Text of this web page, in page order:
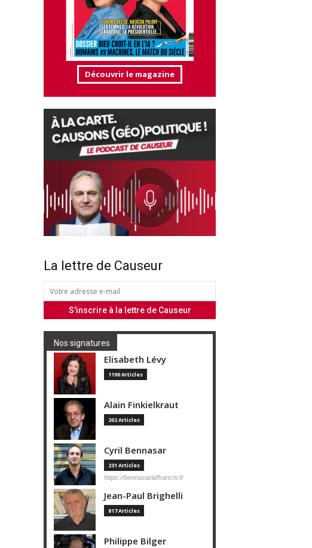
Découvrir le magazine
La lettre de Causeur
Nos signatures
Elisabeth Lévy
1190 Articles
Alain Finkielkraut
202 Articles
Cyril Bennasar
231 Articles
https://bennasarlaffranchi.fr
Jean-Paul Brighelli
817 Articles
Philippe Bilger